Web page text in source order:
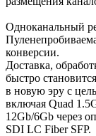
Одноканальный
конверсии.
Доставка,
быстро
в новую эру с
включая Quad
12Gb/6Gb через
SDI LC Fiber SFP.